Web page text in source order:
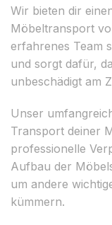
Wir bieten dir
Möbeltransport
erfahrenes Team
und sorgt dafür,
unbeschädigt am
Unser
Transport deiner
professionelle
Aufbau der
um andere
kümmern.